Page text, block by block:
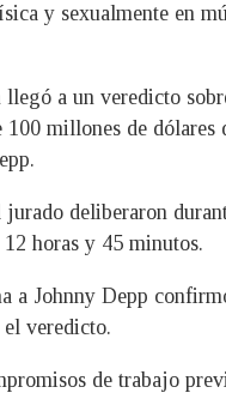
y sexualmente en
a un veredicto
100 millones de dólares
deliberaron
horas y 45 minutos.
a Johnny Depp
el veredicto.
de trabajo